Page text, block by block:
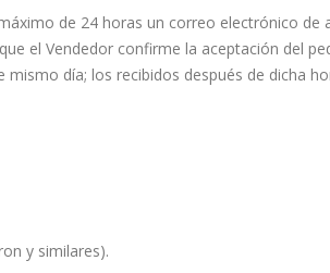
de 24 horas un correo electrónico
el Vendedor confirme la aceptación del
día; los recibidos después de dicha
y similares).